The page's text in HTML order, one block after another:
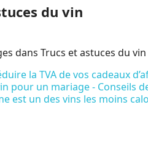
du vin
dans Trucs et astuces du vin
la TVA de vos cadeaux
pour un mariage - Conseils
est un des vins les moins